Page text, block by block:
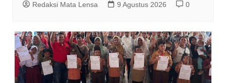
Redaksi Mata Lensa 9 Agustus 2026 0